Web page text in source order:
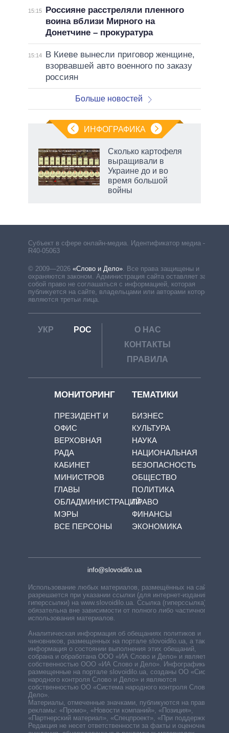
15:15
Россияне расстреляли пленного
воина вблизи Мирного на
Донетчине – прокуратура
15:14
В Киеве вынесли приговор женщине,
взорвавшей авто военного по заказу
россиян
Больше новостей
ИНФОГРАФИКА
Сколько картофеля
выращивали в
Украине до и во
время большой
войны
Субъект в сфере онлайн-медиа. Идентификатор медиа –
R40-05063
© 2009—2026 «Слово и Дело» Все права защищены и
охраняются законом. Администрация сайта оставляет за
собой право не соглашаться с информацией, которая
публикуется на сайте, владельцами или авторами которой
являются третьи лица.
УКР РОС
О НАС
КОНТАКТЫ
ПРАВИЛА
МОНИТОРИНГ
ПРЕЗИДЕНТ И
ОФИС
ВЕРХОВНАЯ
РАДА
КАБИНЕТ
МИНИСТРОВ
ГЛАВЫ
ОБЛАДМИНИСТРАЦИЙ
МЭРЫ
ВСЕ ПЕРСОНЫ
ТЕМАТИКИ
БИЗНЕС
КУЛЬТУРА
НАУКА
НАЦИОНАЛЬНАЯ
БЕЗОПАСНОСТЬ
ОБЩЕСТВО
ПОЛИТИКА
ПРАВО
ФИНАНСЫ
ЭКОНОМИКА
info@slovoidilo.ua
Использование любых материалов, размещённых на сайте,
разрешается при указании ссылки (для интернет-изданий —
гиперссылки) на www.slovoidilo.ua. Ссылка (гиперссылка)
обязательна вне зависимости от полного либо частичного
использования материалов.
Аналитическая информация об обещаниях политиков и
чиновников, размещенных на портале slovoidilo.ua, а также
информация о состоянии выполнения этих обещаний,
собрана и обработана ООО «ИА Слово и Дело» и является
собственностью ООО «ИА Слово и Дело». Инфографики,
размещенные на портале slovoidilo.ua, созданы ОО «Система
народного контроля Слово и Дело» и являются
собственностью ОО «Система народного контроля Слово и
Дело».
Материалы, отмеченные значками, публикуются на правах
рекламы: «Промо», «Новости компаний», «Позиция»,
«Партнерский материал», «Спецпроект», «При поддержке».
Редакция не несет ответственности за факты и оценочные